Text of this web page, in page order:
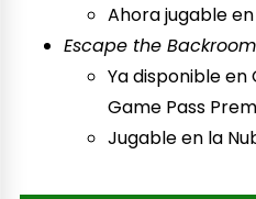
Ahora jugable en
Escape the
Ya disponible en
Game Pass
Jugable en la